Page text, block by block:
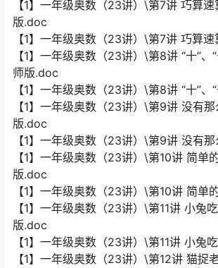
【1】一年级奥数（23讲）\第7讲 巧算
版.doc
【1】一年级奥数（23讲）\第7讲 巧算
【1】一年级奥数（23讲）\第8讲 “十”、
师版.doc
【1】一年级奥数（23讲）\第8讲 “十”、
【1】一年级奥数（23讲）\第9讲 没有
版.doc
【1】一年级奥数（23讲）\第9讲 没有
【1】一年级奥数（23讲）\第10讲 简单
版.doc
【1】一年级奥数（23讲）\第10讲 简单
【1】一年级奥数（23讲）\第11讲 小兔
版.doc
【1】一年级奥数（23讲）\第11讲 小兔
【1】一年级奥数（23讲）\第12讲 猫捉